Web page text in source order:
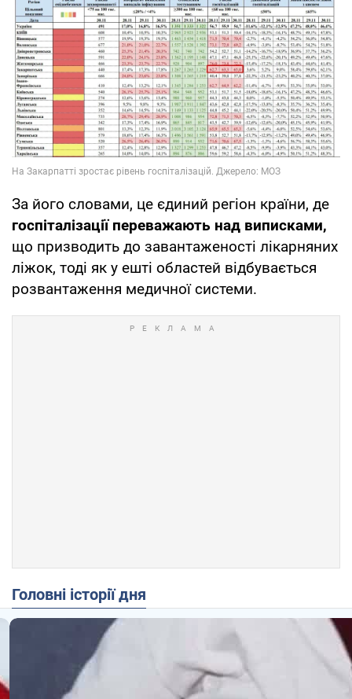
За його словами, це єдиний регіон країни, де
госпіталізації переважають над виписками,
що призводить до завантаженості лікарняних
ліжок, тоді як у ешті областей відбувається
розвантаження медичної системи.
Головні історії дня